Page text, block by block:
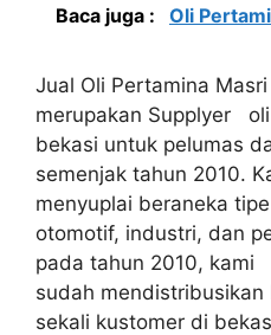
Baca juga : Oli
Jual Oli Pertamina Masri
merupakan Supplyer
bekasi untuk pelumas
semenjak tahun 2010.
menyuplai beraneka
otomotif, industri, dan
pada tahun 2010, kami
sudah mendistribusikan
sekali kustomer di